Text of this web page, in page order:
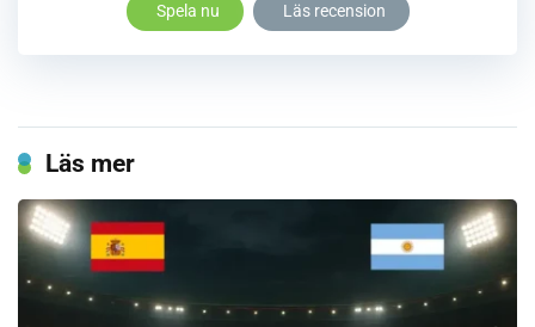
Spela nu Läs recension
Läs mer